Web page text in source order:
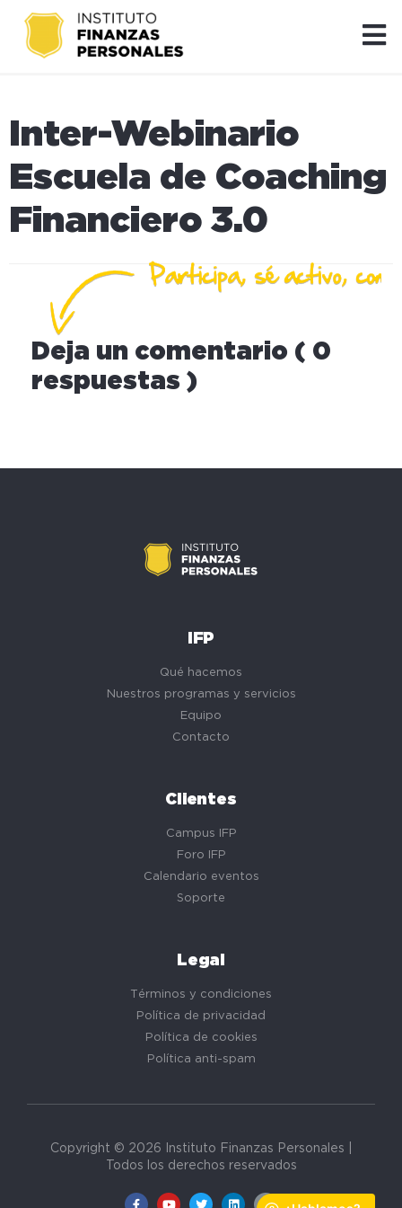
Inter-Webinario
Escuela de Coaching
Financiero 3.0
Deja un comentario ( 0
respuestas )
IFP
Qué hacemos
Nuestros programas y servicios
Equipo
Contacto
Clientes
Campus IFP
Foro IFP
Calendario eventos
Soporte
Legal
Términos y condiciones
Política de privacidad
Política de cookies
Política anti-spam
Copyright © 2026 Instituto Finanzas Personales |
Todos los derechos reservados